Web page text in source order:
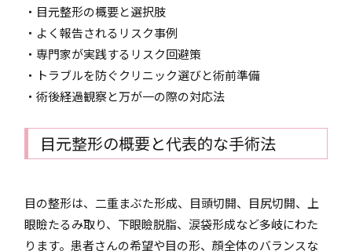
・目元整形の概要と選択肢
・よく報告されるリスク事例
・専門家が実践するリスク回避策
・トラブルを防ぐクリニック選びと術前準備
・術後経過観察と万が一の際の対応法
目元整形の概要と代表的な手術法
目の整形は、二重まぶた形成、目頭切開、目尻切開、上
眼瞼たるみ取り、下眼瞼脱脂、涙袋形成など多岐にわた
ります。患者さんの希望や目の形、顔全体のバランスな